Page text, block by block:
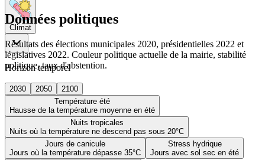
Climat
Horizon temporel
2030 2050
2100
Température été
Hausse de la température moyenne en été
Nuits tropicales
Nuits où la température ne descend pas sous 20°C
Jours de canicule
Jours où la température dépasse 35°C
Stress hydrique
Jours avec sol sec en été
Données politiques
Résultats des élections municipales 2020, présidentielles 2022 et
législatives 2022. Couleur politique actuelle de la mairie, stabilité
politique, taux d'abstention.